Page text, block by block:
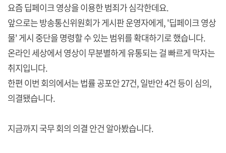
요즘 딥페이크 영상을 이용한 범죄가 심각한데요.
앞으로는 방송통신위원회가 게시판 운영자에게, '딥페이크 영상
물' 게시 중단을 명령할 수 있는 범위를 확대하기로 했습니다.
온라인 세상에서 영상이 무분별하게 유통되는 걸 빠르게 막자는
취지입니다.
한편 이번 회의에서는 법률 공포안 27건, 일반안 4건 등이 심의,
의결됐습니다.
지금까지 국무 회의 의결 안건 알아봤습니다.